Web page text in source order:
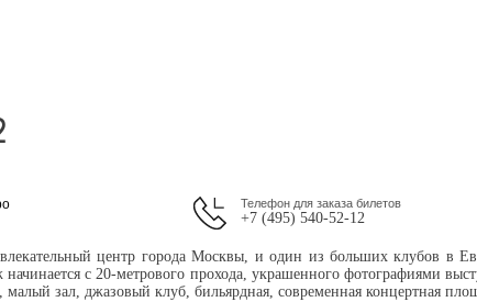
Телефон для заказа билетов
+7 (495) 540-52-12
центр города Москвы, и один из больших клубов в
с 20-метрового прохода, украшенного фотографиями
зал, джазовый клуб, бильярдная, современная концертная